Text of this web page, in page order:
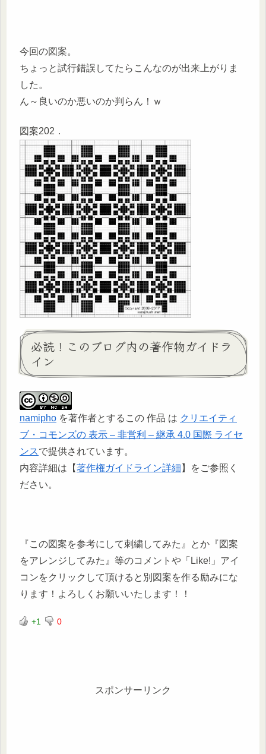
今回の図案。
ちょっと試行錯誤してたらこんなのが出来上がりま
した。
ん～良いのか悪いのか判らん！ｗ
図案202．
必読！このブログ内の著作物ガイドラ
イン
namipho を著作者とするこの 作品 は クリエイティ
ブ・コモンズの 表示 – 非営利 – 継承 4.0 国際 ライセ
ンスで提供されています。
内容詳細は【著作権ガイドライン詳細 】をご参照く
ださい。
『この図案を参考にして刺繍してみた』とか『図案
をアレンジしてみた』等のコメントや「Like!」アイ
コンをクリックして頂けると別図案を作る励みにな
ります！よろしくお願いいたします！！
+1 0
スポンサーリンク